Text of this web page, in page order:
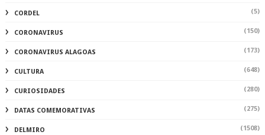
CORDEL (5)
CORONAVIRUS (150)
CORONAVIRUS ALAGOAS (173)
CULTURA (648)
CURIOSIDADES (280)
DATAS COMEMORATIVAS (275)
DELMIRO (1508)